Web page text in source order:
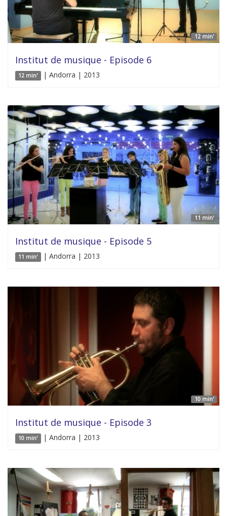
12 min'
Institut de musique - Episode 6
12 min' | Andorra | 2013
11 min'
Institut de musique - Episode 5
11 min' | Andorra | 2013
10 min'
Institut de musique - Episode 3
10 min' | Andorra | 2013